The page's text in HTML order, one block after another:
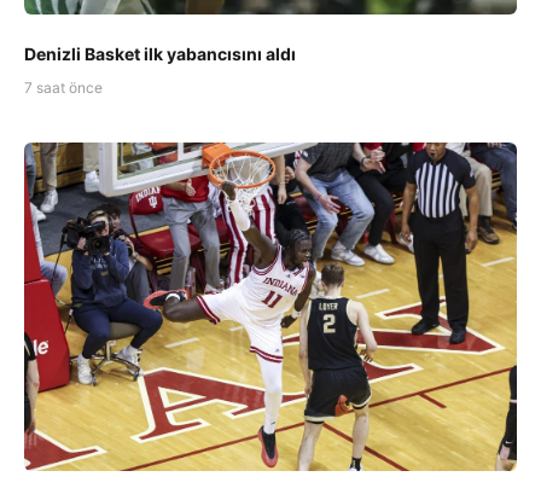
Denizli Basket ilk yabancısını aldı
7 saat önce